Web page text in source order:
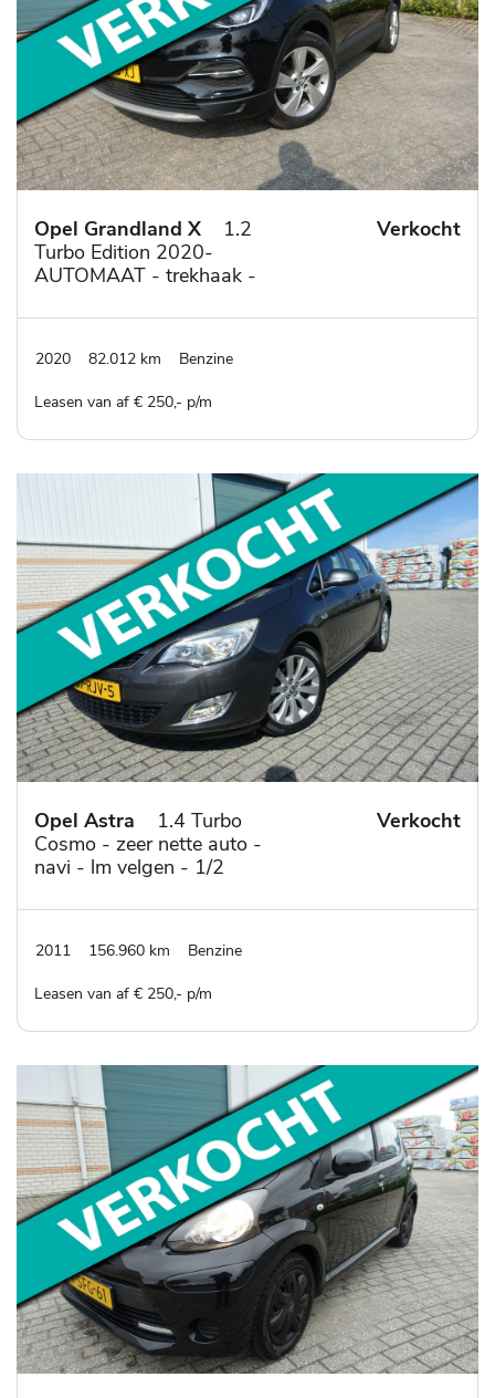
Opel Grandland X
1.2
Turbo Edition 2020-
AUTOMAAT - trekhaak -
seasonbanden
Verkocht
2020 82.012 km Benzine
Leasen van af € 250,- p/m
Opel Astra
1.4 Turbo
Cosmo - zeer nette auto -
navi - lm velgen - 1/2
Verkocht
2011 156.960 km Benzine
Leasen van af € 250,- p/m